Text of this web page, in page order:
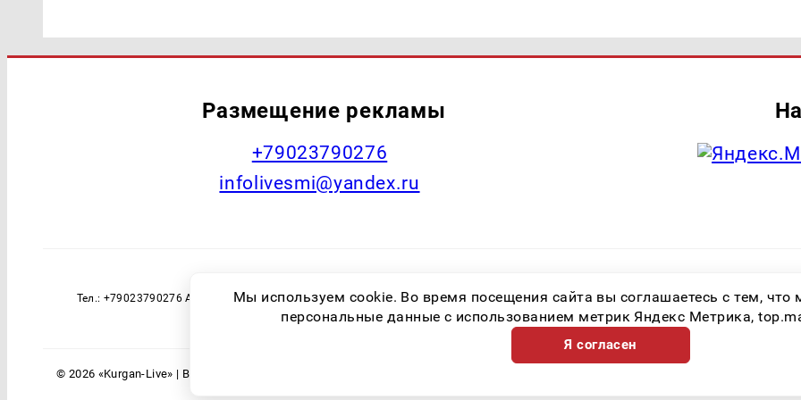
Размещение рекламы
+79023790276
infolivesmi@yandex.ru
Тел.: +79023790276 Адрес эл. почты: infolivesmi@yandex.ru Знак информационной продукции: 16+ Зарегистрировавший орган:
технологий и массовых коммуникаций (Роскомнадзор) Регистрационный номер СМИ ЭЛ № ФС
© 2026 «Kurgan-Live» | Все права защищены
Мы используем cookie. Во время посещения сайта вы соглашаетесь с тем,
персональные данные с использованием метрик Яндекс Метрика,
Я согласен